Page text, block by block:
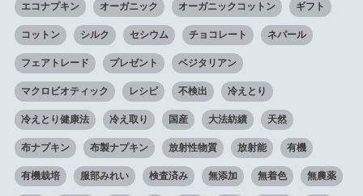
エコナプキン オーガニック オーガニックコットン ギフト
コットン シルク セシウム チョコレート ネパール
フェアトレード プレゼント ベジタリアン
マクロビオティック レシピ 不検出 冷えとり
冷えとり健康法 冷え取り 国産 大法紡績 天然
布ナプキン 布製ナプキン 放射性物質 放射能 有機
有機栽培 服部みれい 検査済み 無添加 無着色 無農薬